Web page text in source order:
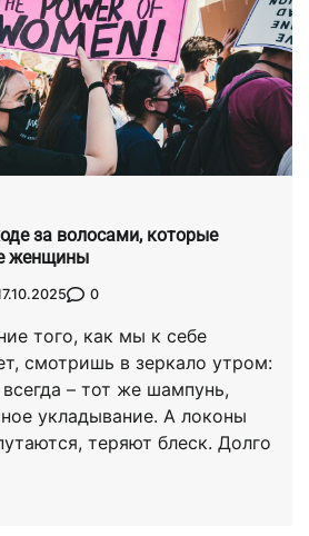
за волосами, которые
женщины
0
того, как мы к себе
смотришь в зеркало утром:
– тот же шампунь,
укладывание. А локоны
теряют блеск. Долго